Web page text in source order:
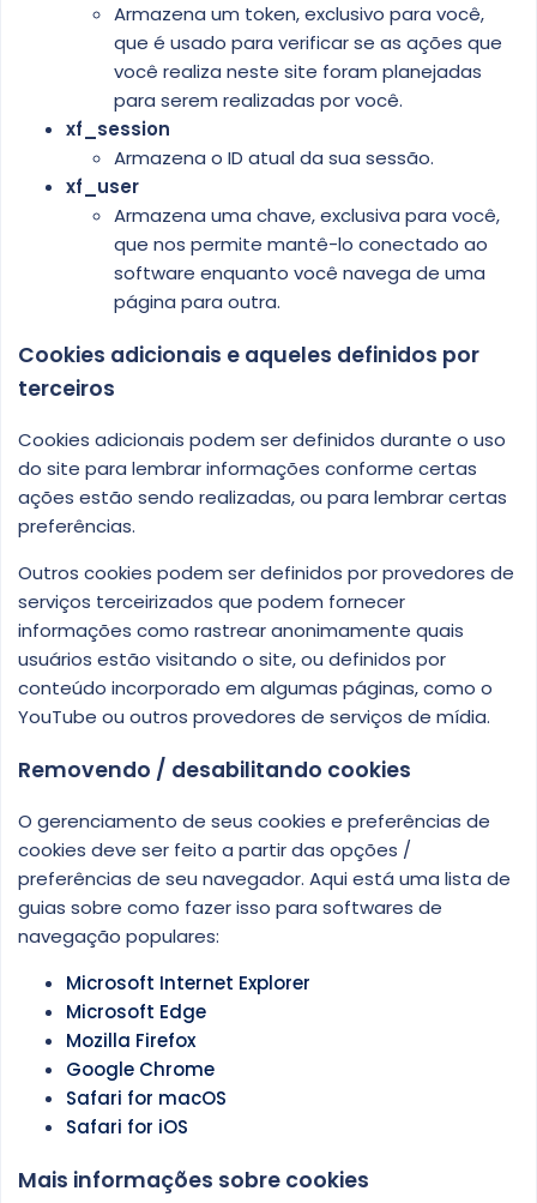
Armazena um token, exclusivo para você,
que é usado para verificar se as ações que
você realiza neste site foram planejadas
para serem realizadas por você.
xf_session
Armazena o ID atual da sua sessão.
xf_user
Armazena uma chave, exclusiva para você,
que nos permite mantê-lo conectado ao
software enquanto você navega de uma
página para outra.
Cookies adicionais e aqueles definidos por
terceiros
Cookies adicionais podem ser definidos durante o uso
do site para lembrar informações conforme certas
ações estão sendo realizadas, ou para lembrar certas
preferências.
Outros cookies podem ser definidos por provedores de
serviços terceirizados que podem fornecer
informações como rastrear anonimamente quais
usuários estão visitando o site, ou definidos por
conteúdo incorporado em algumas páginas, como o
YouTube ou outros provedores de serviços de mídia.
Removendo / desabilitando cookies
O gerenciamento de seus cookies e preferências de
cookies deve ser feito a partir das opções /
preferências de seu navegador. Aqui está uma lista de
guias sobre como fazer isso para softwares de
navegação populares:
Microsoft Internet Explorer
Microsoft Edge
Mozilla Firefox
Google Chrome
Safari for macOS
Safari for iOS
Mais informações sobre cookies